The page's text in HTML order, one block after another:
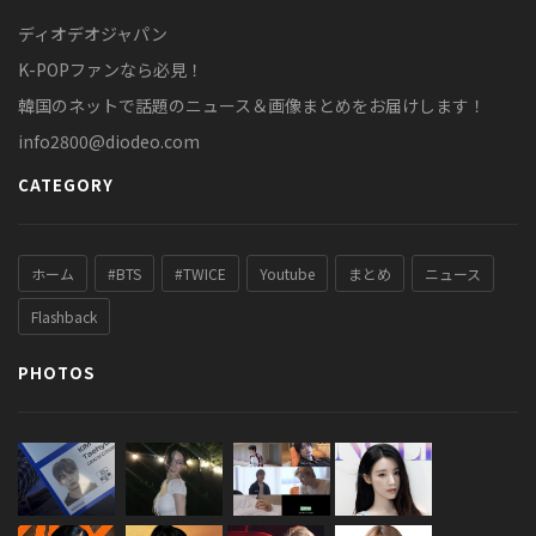
ディオデオジャパン
K-POPファンなら必見！
韓国のネットで話題のニュース＆画像まとめをお届けします！
info2800@diodeo.com
CATEGORY
ホーム #BTS #TWICE Youtube まとめ ニュース
Flashback
PHOTOS